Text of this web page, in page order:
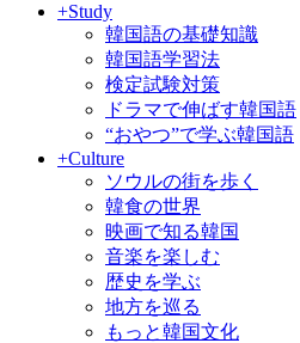
+Study
韓国語の基礎知識
韓国語学習法
検定試験対策
ドラマで伸ばす韓国語
“おやつ”で学ぶ韓国語
+Culture
ソウルの街を歩く
韓食の世界
映画で知る韓国
音楽を楽しむ
歴史を学ぶ
地方を巡る
もっと韓国文化